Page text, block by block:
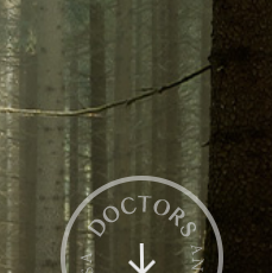
전화상담
카톡상담